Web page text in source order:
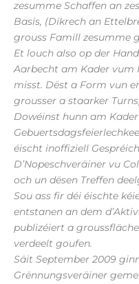
zesumme Schaffen an
Basis, (Dikrech an
grouss Famill zesumme
Et louch also op der
Aarbecht am Kader vum
misst. Dëst a Form vun
grousser a staarker
Dowéinst hunn am
éischt inoffiziell
D’Nopeschveräiner vu
och un dësen Treffen
Sou ass fir déi éischte
entstanen an dem
publizéiert a
verdeelt goufen.
Säit September 2009
Grënnungsveräiner